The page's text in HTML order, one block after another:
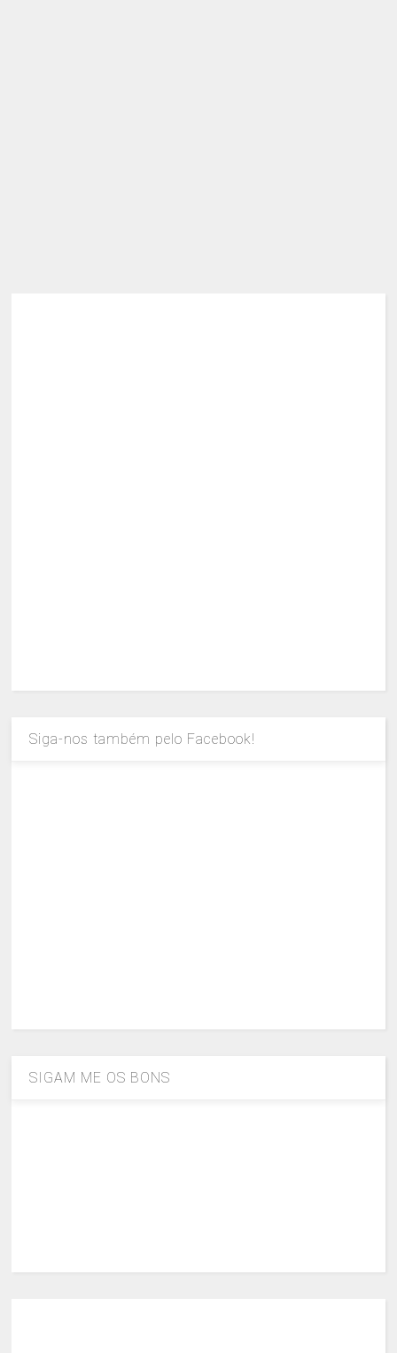
Siga-nos também pelo Facebook!
SIGAM ME OS BONS